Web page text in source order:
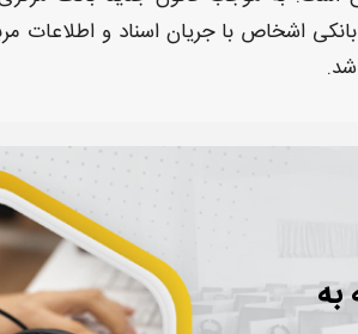
اشخاص با جریان اسناد و اطلاعات
به